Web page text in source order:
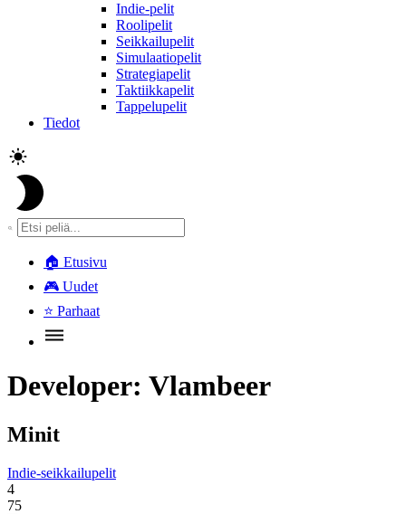
Indie-pelit
Roolipelit
Seikkailupelit
Simulaatiopelit
Strategiapelit
Taktiikkapelit
Tappelupelit
Tiedot
🏠 Etusivu
🎮 Uudet
⭐ Parhaat
Developer: Vlambeer
Minit
Indie-seikkailupelit
4
75